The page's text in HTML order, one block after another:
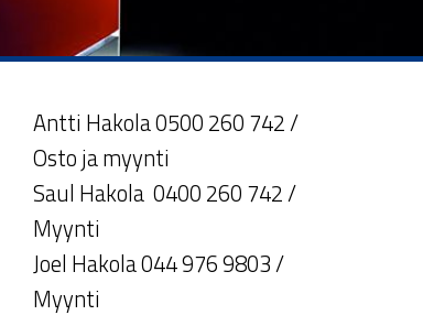
Antti Hakola 0500 260 742 /
Osto ja myynti
Saul Hakola 0400 260 742 /
Myynti
Joel Hakola 044 976 9803 /
Myynti